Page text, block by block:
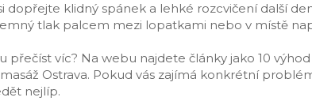
dopřejte klidný spánek a lehké rozcvičení další
tlak palcem mezi lopatkami nebo v místě
přečíst víc? Na webu najdete články jako 10
Ostrava. Pokud vás zajímá konkrétní
nejlíp.